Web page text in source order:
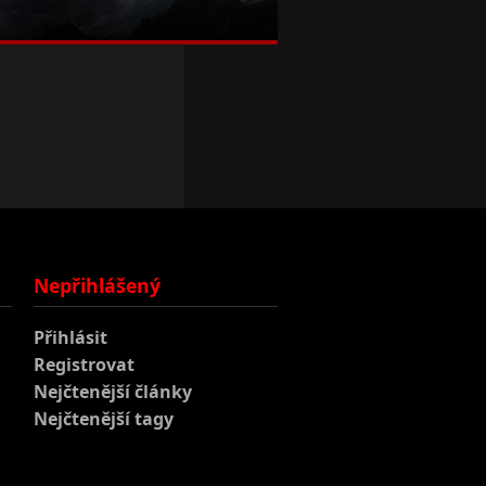
Nepřihlášený
Přihlásit
Registrovat
Nejčtenější články
Nejčtenější tagy